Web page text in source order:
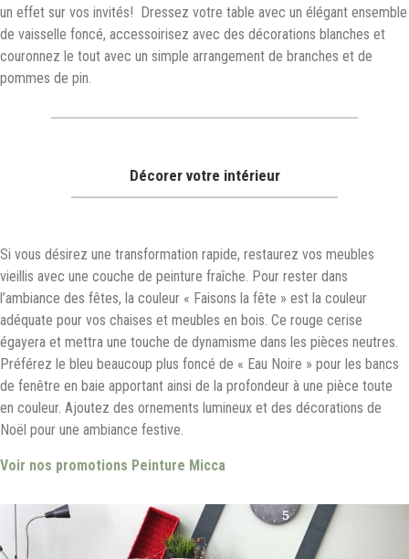
un effet sur vos invités! Dressez votre table avec un élégant ensemble
de vaisselle foncé, accessoirisez avec des décorations blanches et
couronnez le tout avec un simple arrangement de branches et de
pommes de pin.
Décorer votre intérieur
Si vous désirez une transformation rapide, restaurez vos meubles
vieillis avec une couche de peinture fraîche. Pour rester dans
l’ambiance des fêtes, la couleur « Faisons la fête » est la couleur
adéquate pour vos chaises et meubles en bois. Ce rouge cerise
égayera et mettra une touche de dynamisme dans les pièces neutres.
Préférez le bleu beaucoup plus foncé de « Eau Noire » pour les bancs
de fenêtre en baie apportant ainsi de la profondeur à une pièce toute
en couleur. Ajoutez des ornements lumineux et des décorations de
Noël pour une ambiance festive.
Voir nos promotions Peinture Micca